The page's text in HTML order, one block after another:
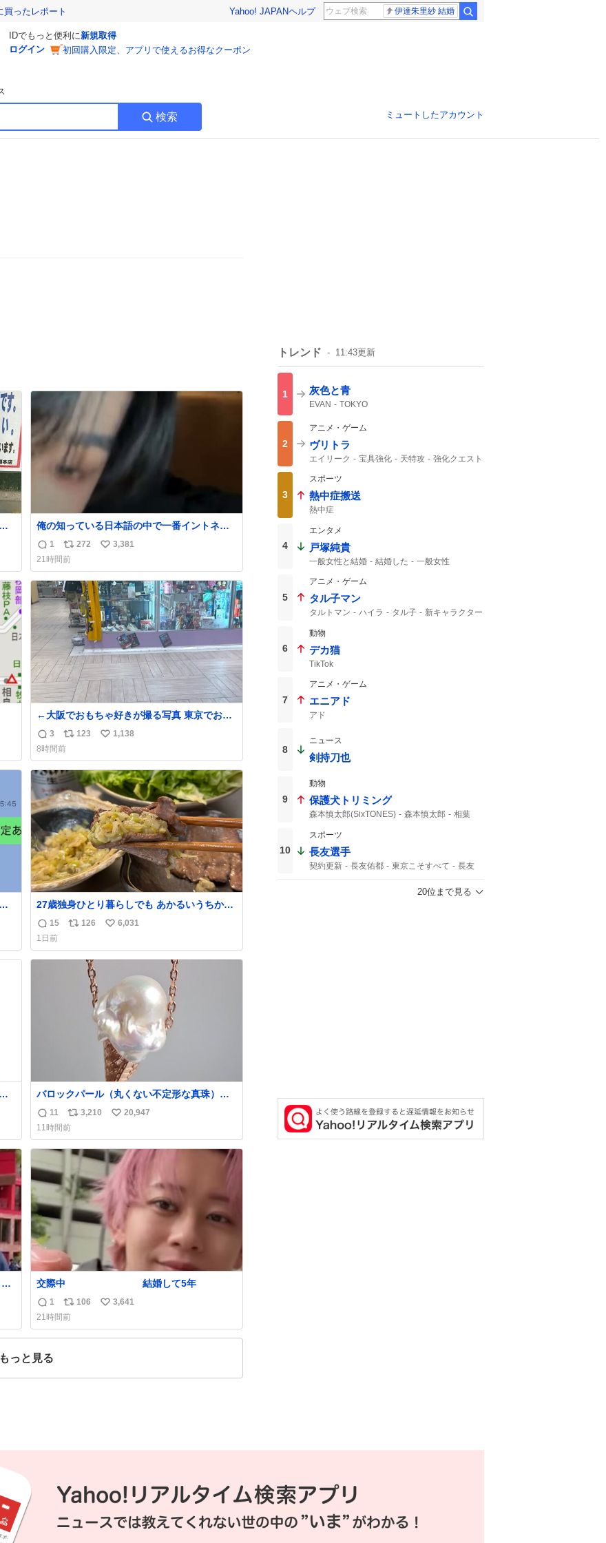
ったレポート Yahoo! JAPANヘルプ 伊達朱里紗 結婚
IDでもっと便利に新規取得
ログイン
初回購入限定、アプリで使えるお得なクーポン
検索 ミュートしたアカウント
俺の知っている日本語の中で一番イントネー
ションが可愛い
返
信
数
1
リ
ポ
ス
ト
数
272
い
ね
数
3,381
21時間前
←大阪でおもちゃ好きが撮る写真 東京でおも
ちゃ好きが撮る写真→
返
信
数
3
リ
ポ
ス
ト
数
123
い
ね
数
1,138
8時間前
27歳独身ひとり暮らしでも あかるいうちから
呑みながらキッチンでひとり焼肉できてしあ
わせだもん՞ o̴̶̷̥ ̫ o̴̶̷̥ ՞
返
信
数
15
リ
ス
126
い
ね
6,031
1日前
バロックパール（丸くない不定形な真珠）を
溶けたアイスや飴玉、雲、アヒルに見立てて
ジュエリーデザイナー、Ben Choi 蔡俊文さん
の作品。 instagram.com/bcjoaillerie/
返
信
数
11
リ
ポ
ス
数
3,210
い
ね
数
20,947
11時間前
交際中 結婚して5年
返
信
数
1
リ
ポ
ス
106
い
ね
3,641
21時間前
もっと見る
トレンド 11:43更新
1 灰色と青
EVAN TOKYO
2
アニメ・ゲーム
ヴリトラ
エイリーク 宝具強化 天特攻
強化クエスト
3
スポーツ
熱中症搬送
熱中症
4
エンタメ
戸塚純貴
一般女性と結婚 結婚した 一般女性
5
アニメ・ゲーム
タル子マン
タルトマン ハイラ タル子
新キャラクター
6
動物
デカ猫
TikTok
7
アニメ・ゲーム
エニアド
アド
8
ニュース
剣持刀也
9
動物
保護犬トリミング
森本慎太郎(SixTONES) 森本慎太郎
相葉
10
スポーツ
長友選手
契約更新 長友佑都 東京こそすべて 長友
20位まで見る